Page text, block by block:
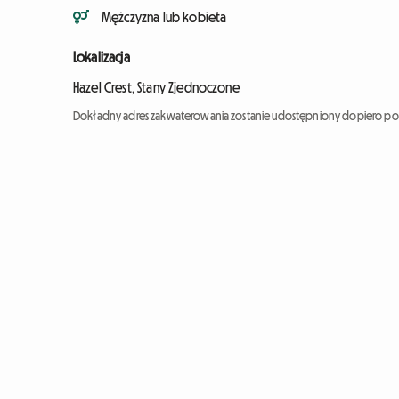
Mężczyzna lub kobieta
Lokalizacja
Hazel Crest, Stany Zjednoczone
Dokładny adres zakwaterowania zostanie udostępniony dopiero